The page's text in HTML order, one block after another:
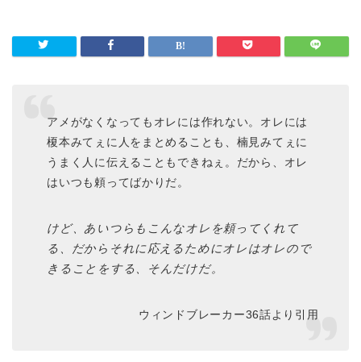
アメがなくなってもオレには作れない。オレには
榎本みてぇに人をまとめることも、楠見みてぇに
うまく人に伝えることもできねぇ。だから、オレ
はいつも頼ってばかりだ。
けど、あいつらもこんなオレを頼ってくれて
る、だからそれに応えるためにオレはオレので
きることをする、そんだけだ。
ウィンドブレーカー36話より引用